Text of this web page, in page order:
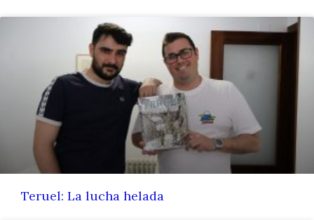
Teruel: La lucha helada